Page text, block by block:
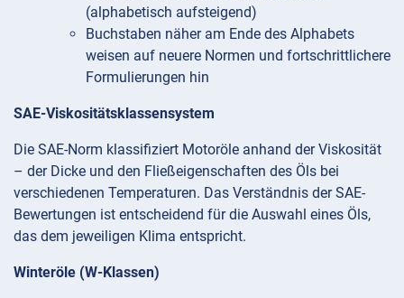
(alphabetisch aufsteigend)
Buchstaben näher am Ende des Alphabets
weisen auf neuere Normen und fortschrittlichere
Formulierungen hin
SAE-Viskositätsklassensystem
Die SAE-Norm klassifiziert Motoröle anhand der Viskosität
– der Dicke und den Fließeigenschaften des Öls bei
verschiedenen Temperaturen. Das Verständnis der SAE-
Bewertungen ist entscheidend für die Auswahl eines Öls,
das dem jeweiligen Klima entspricht.
Winteröle (W-Klassen)